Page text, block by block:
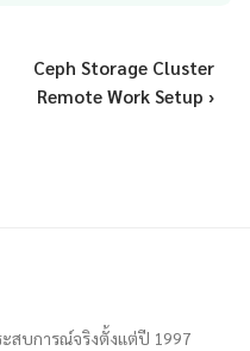
Ceph Storage Cluster
Remote Work Setup ›
ะสบการณ์จริงตั้งแต่ปี 1997